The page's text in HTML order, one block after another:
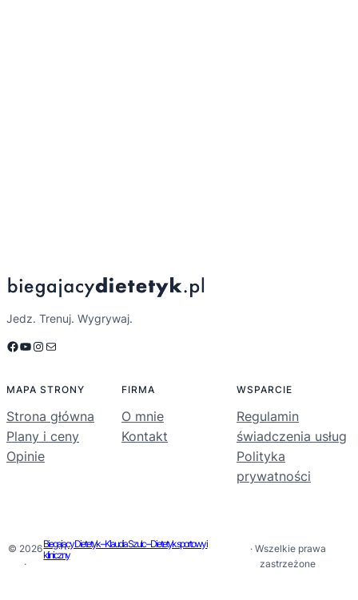
Jedz. Trenuj. Wygrywaj.
Facebook YouTube Instagram Mail
MAPA STRONY
Strona główna
Plany i ceny
Opinie
FIRMA
O mnie
Kontakt
WSPARCIE
Regulamin
świadczenia usług
Polityka
prywatności
© 2026
·
Biegający Dietetyk – Klaudia Szulc – Dietetyk sportowy i
kliniczny
· Wszelkie prawa
zastrzeżone